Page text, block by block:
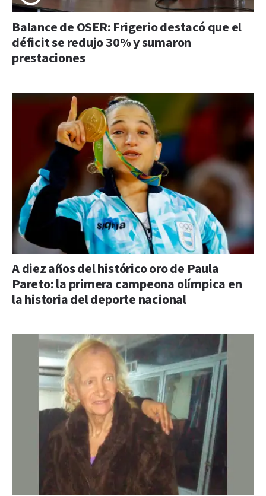
Balance de OSER: Frigerio destacó que el
déficit se redujo 30% y sumaron
prestaciones
A diez años del histórico oro de Paula
Pareto: la primera campeona olímpica en
la historia del deporte nacional